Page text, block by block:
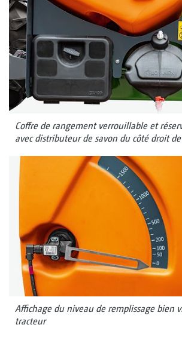
Coffre de rangement verrouillable et
avec distributeur de savon du côté droit
Affichage du niveau de remplissage bien
tracteur